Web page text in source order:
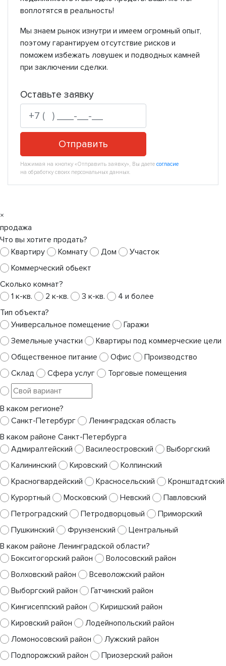
воплотятся в реальность!
Мы знаем рынок изнутри и имеем огромный опыт,
поэтому гарантируем отсутствие рисков и
поможем избежать ловушек и подводных камней
при заключении сделки.
Оставьте заявку
Отправить
Нажимая на кнопку «Отправить заявку», Вы даете согласие
на обработку своих персональных данных.
×
продажа
Что вы хотите продать?
Квартиру
Комнату Дом
Участок
Коммерческий обьект
Сколько комнат?
1 к-кв.
2 к-кв. 3 к-кв.
4 и более
Тип объекта?
Универсальное помещение
Гаражи
Земельные участки
Квартиры под коммерческие цели
Общественное питание
Офис
Производство
Склад
Сфера услуг Торговые помещения
В каком регионе?
Санкт-Петербург
Ленинградская область
В каком районе Санкт-Петербурга
Адмиралтейский
Василеостровский
Выборгский
Калининский
Кировский
Колпинский
Красногвардейский
Красносельский
Кронштадтский
Курортный
Московский Невский
Павловский
Петроградский
Петродворцовый
Приморский
Пушкинский
Фрунзенский
Центральный
В каком районе Ленинградской области?
Бокситогорский район
Волосовский район
Волховский район
Всеволожский район
Выборгский район
Гатчинский район
Кингисеппский район
Киришский район
Кировский район
Лодейнопольский район
Ломоносовский район
Лужский район
Подпорожский район
Приозерский район